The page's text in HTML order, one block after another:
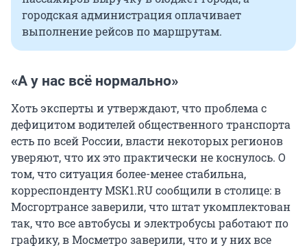
городская администрация оплачивает
выполнение рейсов по маршрутам.
«А у нас всё нормально»
Хоть эксперты и утверждают, что проблема с
дефицитом водителей общественного транспорта
есть по всей России, власти некоторых регионов
уверяют, что их это практически не коснулось. О
том, что ситуация более-менее стабильна,
корреспонденту MSK1.RU сообщили в столице: в
Мосгортрансе заверили, что штат укомплектован
так, что все автобусы и электробусы работают по
графику, в Мосметро заверили, что и у них все